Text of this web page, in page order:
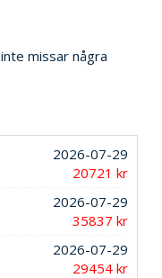
missar några
2026-07-29
20721 kr
2026-07-29
35837 kr
2026-07-29
29454 kr